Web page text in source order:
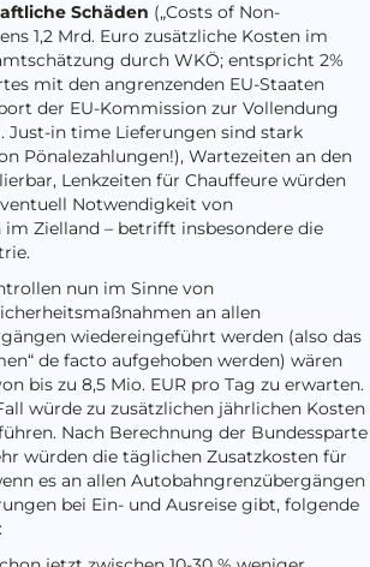
Schäden („Costs of Non-
1,2 Mrd. Euro zusätzliche Kosten im
durch WKÖ; entspricht 2%
mit den angrenzenden EU-Staaten
der EU-Kommission zur Vollendung
Just-in time Lieferungen sind stark
Pönalezahlungen!), Wartezeiten an den
Lenkzeiten für Chauffeure würden
Notwendigkeit von
Zielland – betrifft insbesondere die
nun im Sinne von
an allen
wiedereingeführt werden (also das
de facto aufgehoben werden) wären
bis zu 8,5 Mio. EUR pro Tag zu erwarten.
würde zu zusätzlichen jährlichen Kosten
Nach Berechnung der Bundessparte
würden die täglichen Zusatzkosten für
es an allen Autobahngrenzübergängen
bei Ein- und Ausreise gibt, folgende